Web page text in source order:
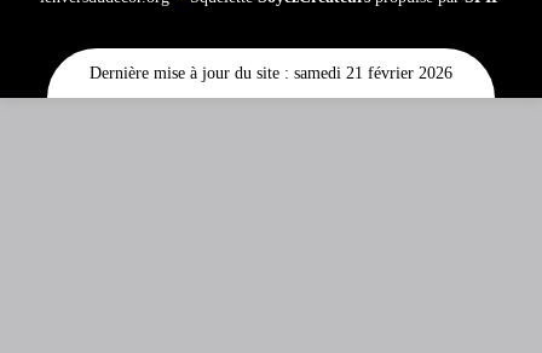
Dernière mise à jour du site : samedi 21 février 2026